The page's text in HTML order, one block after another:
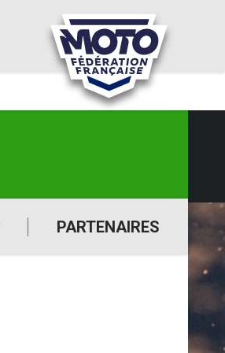
PARTENAIRES